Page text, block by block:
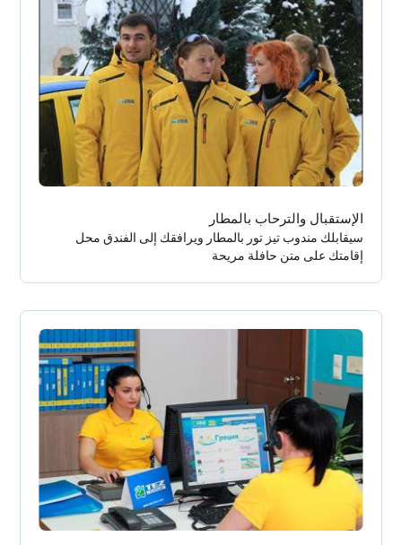
الإستقبال والترحاب بالمطار
سيقابلك مندوب تيز تور بالمطار ويرافقك إلى الفندق محل
إقامتك على متن حافلة مريحة